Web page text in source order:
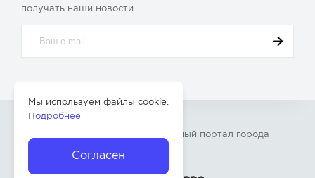
получать наши новости
» – Главный портал города
Согласен
Мы используем файлы cookie.
Подробнее